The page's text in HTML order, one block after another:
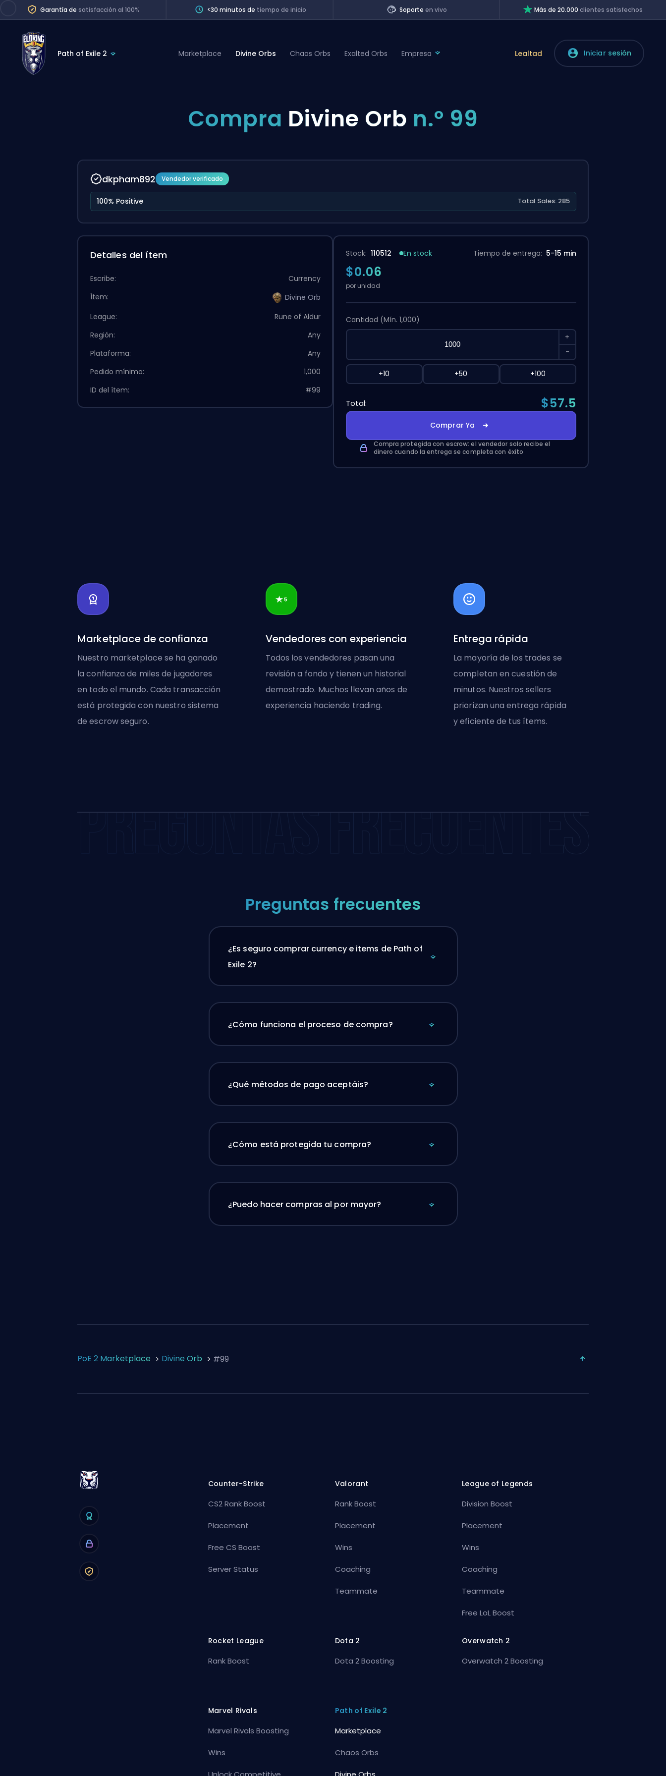
Garantía de satisfacción al 100% <30 minutos de tiempo de inicio Soporteen vivo Más de 20.000clientes satisfechos
Path of Exile 2
Overwatch 2
Rocket League
Path of Exile 2
Division Boost
Wins
Coaching
Marketplace Divine Orbs Chaos Orbs Exalted Orbs Empresa Lealtad Iniciar sesión
Compra Divine Orb n.º 99
dkpham892 Vendedor verificado
100% Positive Total Sales: 285
Detalles del ítem
Escribe:
Currency
Ítem:
Divine Orb
League:
Rune of Aldur
Región:
Any
Plataforma:
Any
Pedido mínimo:
1,000
ID del ítem:
#99
Stock: 110512 En stock Tiempo de entrega: 5-15 min
$0.06
por unidad
Cantidad (Mín. 1,000)
+
-
+10 +50 +100
Total: $57.5
Comprar Ya
Compra protegida con escrow: el vendedor solo recibe el
dinero cuando la entrega se completa con éxito
Marketplace de confianza
Nuestro marketplace se ha ganado
la confianza de miles de jugadores
en todo el mundo. Cada transacción
está protegida con nuestro sistema
de escrow seguro.
Vendedores con experiencia
Todos los vendedores pasan una
revisión a fondo y tienen un historial
demostrado. Muchos llevan años de
experiencia haciendo trading.
Entrega rápida
La mayoría de los trades se
completan en cuestión de
minutos. Nuestros sellers
priorizan una entrega rápida
y eficiente de tus ítems.
PREGUNTAS FRECUENTES
Preguntas frecuentes
¿Es seguro comprar currency e items de Path of
Exile 2?
¿Cómo funciona el proceso de compra?
¿Qué métodos de pago aceptáis?
¿Cómo está protegida tu compra?
¿Puedo hacer compras al por mayor?
PoE 2 Marketplace Divine Orb #99
Counter-Strike
CS2 Rank Boost
Placement
Free CS Boost
Server Status
Valorant
Rank Boost
Placement
Wins
Coaching
Teammate
League of Legends
Division Boost
Placement
Wins
Coaching
Teammate
Free LoL Boost
Rocket League
Rank Boost
Dota 2
Dota 2 Boosting
Overwatch 2
Overwatch 2 Boosting
Marvel Rivals
Marvel Rivals Boosting
Wins
Path of Exile 2
Marketplace
Chaos Orbs